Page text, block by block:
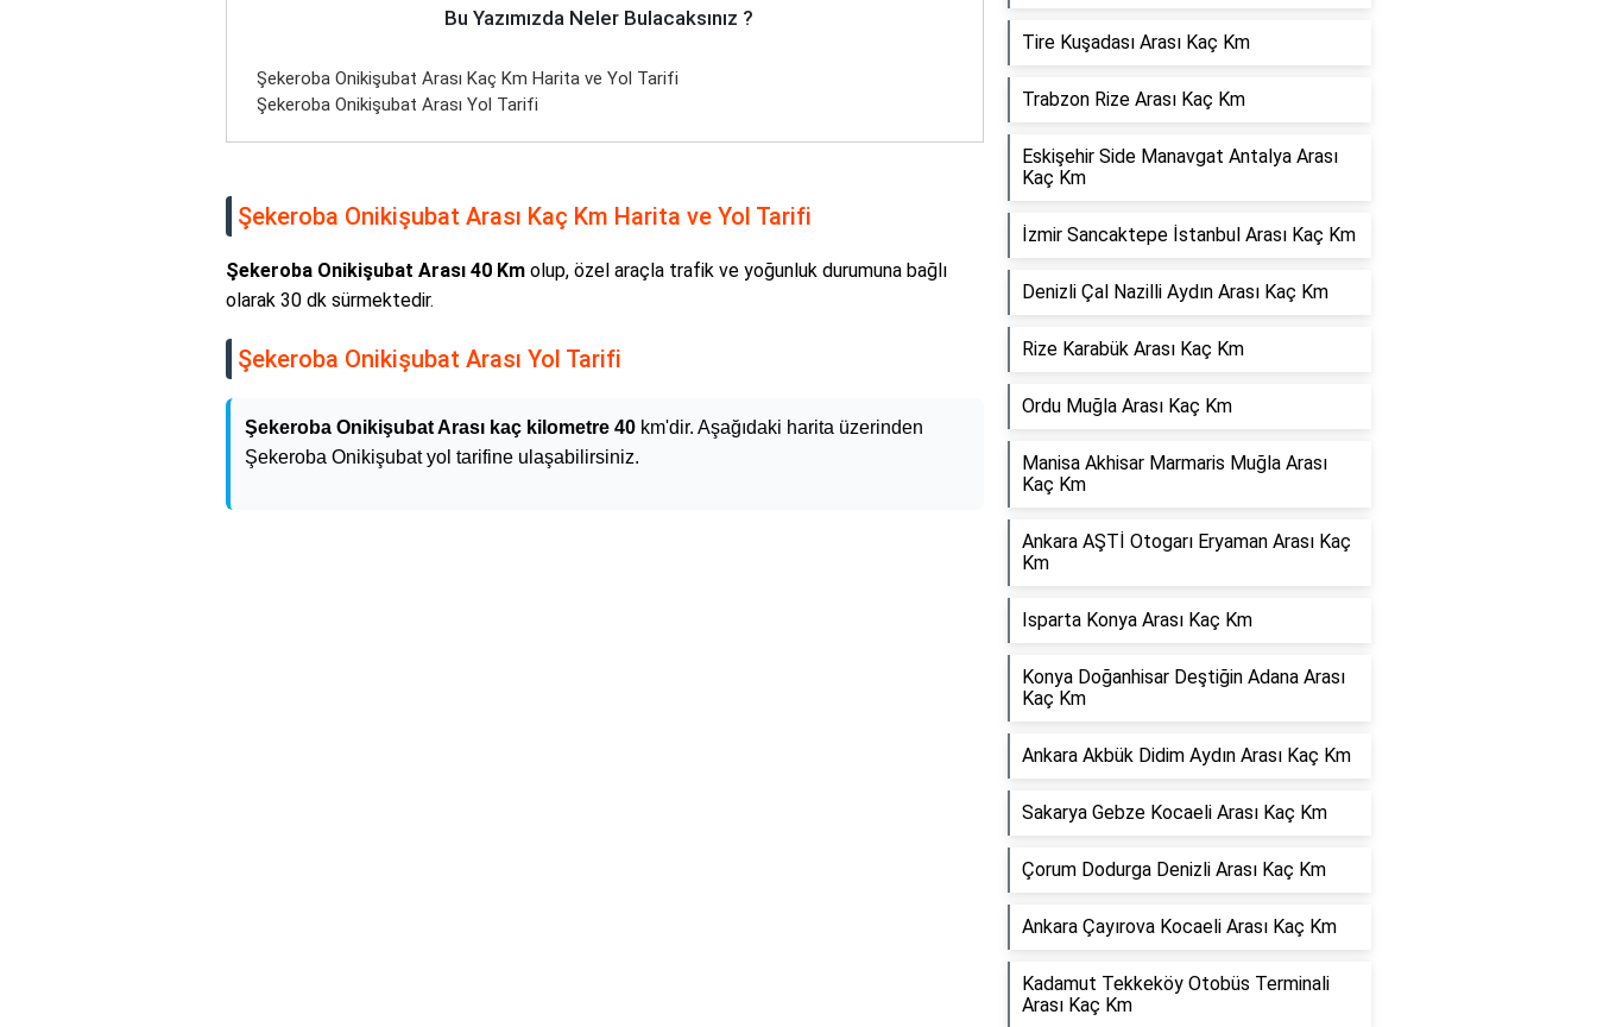
Bu Yazımızda Neler Bulacaksınız ?
Şekeroba Onikişubat Arası Kaç Km Harita ve Yol Tarifi
Şekeroba Onikişubat Arası Yol Tarifi
Şekeroba Onikişubat Arası Kaç Km Harita ve Yol Tarifi
Şekeroba Onikişubat Arası 40 Km olup, özel araçla trafik ve yoğunluk durumuna bağlı
olarak 30 dk sürmektedir.
Şekeroba Onikişubat Arası Yol Tarifi
Şekeroba Onikişubat Arası kaç kilometre 40 km'dir. Aşağıdaki harita üzerinden
Şekeroba Onikişubat yol tarifine ulaşabilirsiniz.
Tire Kuşadası Arası Kaç Km
Trabzon Rize Arası Kaç Km
Eskişehir Side Manavgat Antalya Arası
Kaç Km
İzmir Sancaktepe İstanbul Arası Kaç Km
Denizli Çal Nazilli Aydın Arası Kaç Km
Rize Karabük Arası Kaç Km
Ordu Muğla Arası Kaç Km
Manisa Akhisar Marmaris Muğla Arası
Kaç Km
Ankara AŞTİ Otogarı Eryaman Arası Kaç
Km
Isparta Konya Arası Kaç Km
Konya Doğanhisar Deştiğin Adana Arası
Kaç Km
Ankara Akbük Didim Aydın Arası Kaç Km
Sakarya Gebze Kocaeli Arası Kaç Km
Çorum Dodurga Denizli Arası Kaç Km
Ankara Çayırova Kocaeli Arası Kaç Km
Kadamut Tekkeköy Otobüs Terminali
Arası Kaç Km